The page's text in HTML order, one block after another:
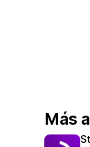
Más